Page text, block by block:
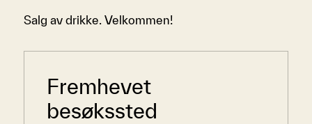
Sidemeny
Fremhevet
besøkssted
Salg av drikke. Velkommen!